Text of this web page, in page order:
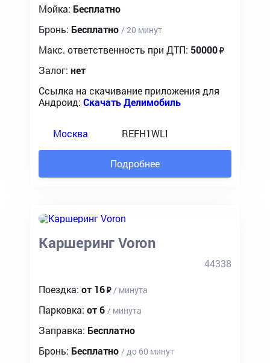
Мойка: Бесплатно
Бронь: Бесплатно / 20 минут
Макс. ответственность при ДТП: 50000
Залог: нет
Ссылка на скачивание приложения для
Андроид: Скачать Делимобиль
Москва REFH1WLI
Подробнее
Каршеринг Voron
44338
Поездка: от 16 / минута
Парковка: от 6 / минута
Заправка: Бесплатно
Бронь: Бесплатно / до 60 минут